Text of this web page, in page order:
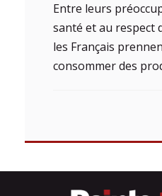
Entre leurs
santé et au respect
les Français
consommer des